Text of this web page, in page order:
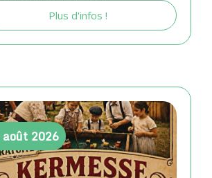
Plus d'infos !
août 2026